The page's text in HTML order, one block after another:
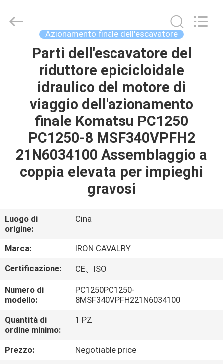
CASA
PRODOTTI
VIDEO
MOSTRA
VR
SIAMO
FATORY
TOUR
CONTROLLO
QUALITÀ
Machinery
Azionamento finale dell'escavatore
Parti dell'escavatore del
riduttore epicicloidale
idraulico del motore di
viaggio dell'azionamento
finale Komatsu PC1250
PC1250-8 MSF340VPFH2
21N6034100 Assemblaggio a
coppia elevata per impieghi
gravosi
Luogo di
origine:
Cina
Marca:
IRON CAVALRY
Certificazione:
CE、ISO
Numero di
modello:
PC1250PC1250-
8MSF340VPFH221N6034100
Quantità di
ordine minimo:
1 PZ
Prezzo:
Negotiable price